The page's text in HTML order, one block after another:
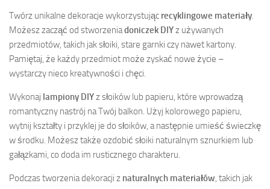
Twórz unikalne dekoracje wykorzystując recyklingowe materiały
Możesz zacząć od stworzeniadoniczek DIYz używanych
przedmiotów, takich jak słoiki, stare garnki czy nawet kartony.
Pamiętaj, że każdy przedmiot może zyskać nowe życie –
wystarczy nieco kreatywności i chęci.
Wykonaj lampiony DIYz słoików lub papieru, które wprowadzą
romantyczny nastrój na Twój balkon. Użyj kolorowego papieru,
wytnij kształty i przyklej je do słoików, a następnie umieść świeczkę
w środku. Możesz także ozdobić słoiki naturalnym sznurkiem lub
gałązkami, co doda im rusticznego charakteru.
Podczas tworzenia dekoracji z naturalnych materiałów , takich jak